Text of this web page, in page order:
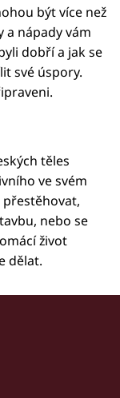
být více než
a nápady vám
dobří a jak se
své úspory.
těles
ve svém
přestěhovat,
nebo se
život
dělat.